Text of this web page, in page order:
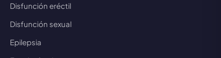
Disfunción eréctil
Disfunción sexual
Epilepsia